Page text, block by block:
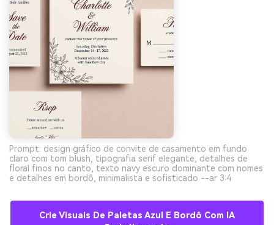
Prompt: design gráfico de convite de casamento em fundo
claro com tom blush, tipografia serif elegante, detalhes de
floral finos no canto, texto navy escuro dominante com nomes
e detalhes em bordô, minimalista e sofisticado --ar 3:4
Crie Visuais De Paletas Azul E Bordô Com IA